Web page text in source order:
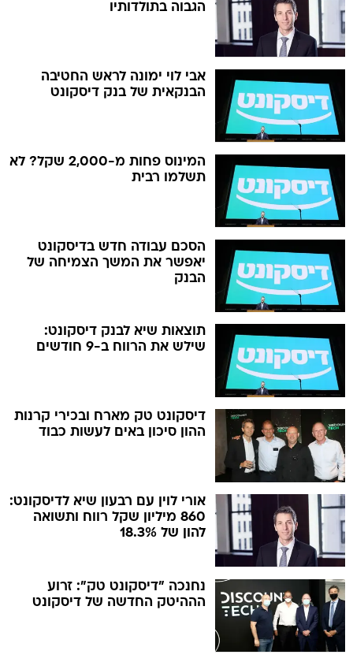
הגבוה בתולדותיו
אבי לוי ימונה לראש החטיבה
הבנקאית של בנק דיסקונט
המינוס פחות מ-2,000 שקל? לא
תשלמו רבית
הסכם עבודה חדש בדיסקונט
יאפשר את המשך הצמיחה של
הבנק
תוצאות שיא לבנק דיסקונט:
שילש את הרווח ב-9 חודשים
דיסקונט טק מארח ובכירי קרנות
ההון סיכון באים לעשות כבוד
אורי לוין עם רבעון שיא לדיסקונט:
860 מיליון שקל רווח ותשואה
להון של 18.3%
נחנכה "דיסקונט טק": זרוע
הההיטק החדשה של דיסקונט